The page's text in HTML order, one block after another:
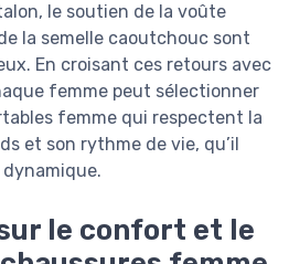
le soutien de la voûte
la semelle caoutchouc sont
En croisant ces retours avec
femme peut sélectionner
femme qui respectent la
et son rythme de vie, qu’il
le confort et le